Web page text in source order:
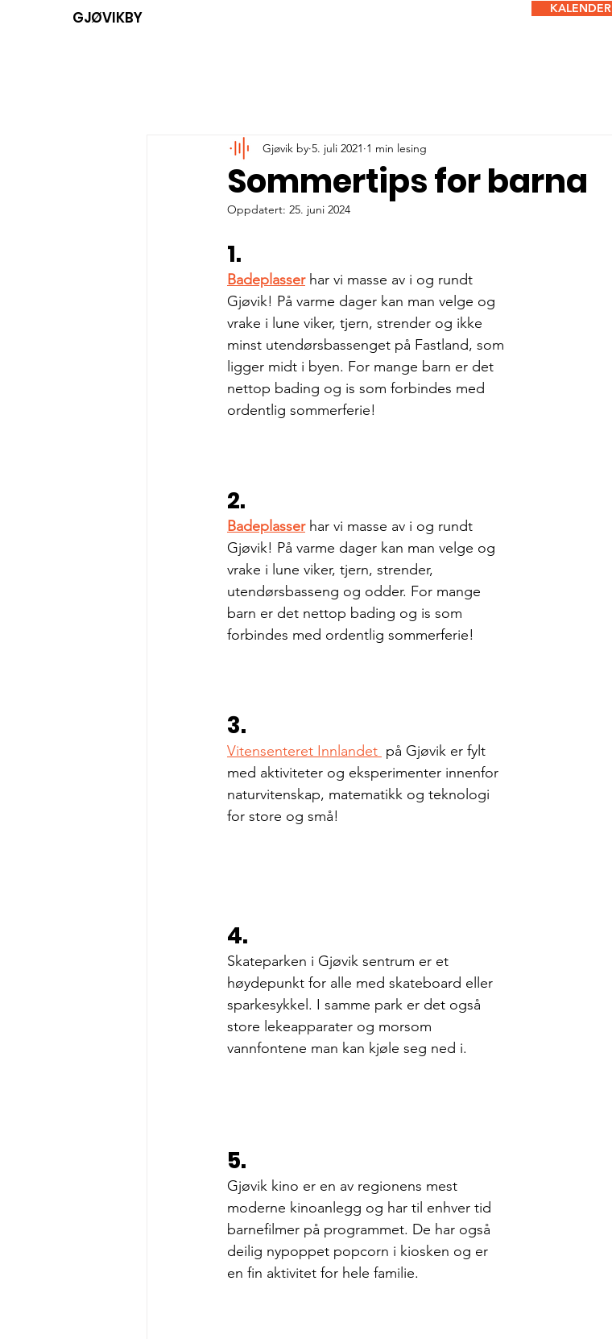
GJØVIKBY KALENDER
Sommertips for barna
Gjøvik by 5. juli 2021 1 min lesing
Oppdatert: 25. juni 2024
1.
Badeplasser har vi masse av i og rundt
Gjøvik! På varme dager kan man velge og
vrake i lune viker, tjern, strender og ikke
minst utendørsbassenget på Fastland, som
ligger midt i byen. For mange barn er det
nettop bading og is som forbindes med
ordentlig sommerferie!
2.
Badeplasser har vi masse av i og rundt
Gjøvik! På varme dager kan man velge og
vrake i lune viker, tjern, strender,
utendørsbasseng og odder. For mange
barn er det nettop bading og is som
forbindes med ordentlig sommerferie!
3.
Vitensenteret Innlandet på Gjøvik er fylt
med aktiviteter og eksperimenter innenfor
naturvitenskap, matematikk og teknologi
for store og små!
4.
Skateparken i Gjøvik sentrum er et
høydepunkt for alle med skateboard eller
sparkesykkel. I samme park er det også
store lekeapparater og morsom
vannfontene man kan kjøle seg ned i.
5.
Gjøvik kino er en av regionens mest
moderne kinoanlegg og har til enhver tid
barnefilmer på programmet. De har også
deilig nypoppet popcorn i kiosken og er
en fin aktivitet for hele familie.